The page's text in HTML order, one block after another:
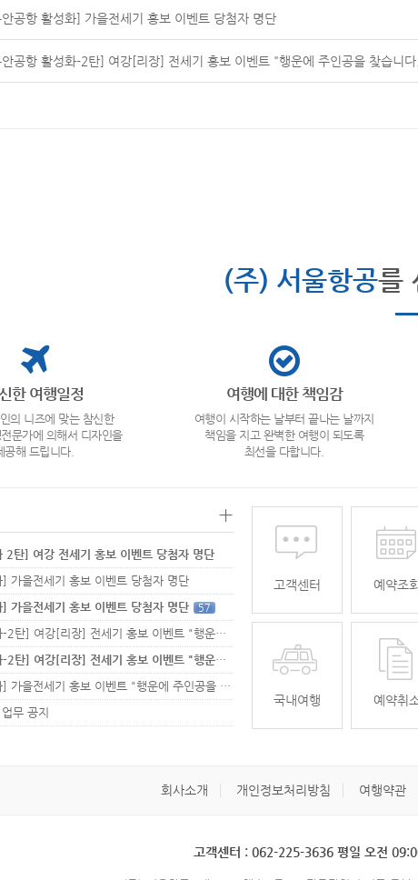
안공항 활성화] 가을전세기 홍보 이벤트 당첨자 명단
안공항 활성화-2탄] 여강[리장] 전세기 홍보 이벤트 "행운에 주인공을 찾습니
(주) 서울항공를
한 여행일정
의 니즈에 맞는 참신한
문가에 의해서 디자인을
공해 드립니다.
여행에 대한 책임감
여행이 시작하는 날부터 끝나는 날까지
책임을 지고 완벽한 여행이 되도록
최선을 다합니다.
+
2탄] 여강 전세기 홍보 이벤트 당첨자 명단
] 가을전세기 홍보 이벤트 당첨자 명단
] 가을전세기 홍보 이벤트 당첨자 명단
57
[무안공항 활성화-2탄] 여강[리장] 전세기 홍보 이벤트 "행운에 주인공…
[무안공항 활성화-2탄] 여강[리장] 전세기 홍보 이벤트 "행운에 주인공…
[무안공항 활성화] 가을전세기 홍보 이벤트 "행운에 주인공을 찾습니다."
무 공지
고객센터 예약조회
국내여행 예약취
회사소개 개인정보처리방침 여행약관
고객센터 : 062-225-3636 평일 오전